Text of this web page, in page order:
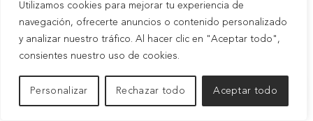
Utilizamos cookies para mejorar tu experiencia de
navegación, ofrecerte anuncios o contenido personalizado
y analizar nuestro tráfico. Al hacer clic en "Aceptar todo",
consientes nuestro uso de cookies.
Personalizar Rechazar todo Aceptar todo